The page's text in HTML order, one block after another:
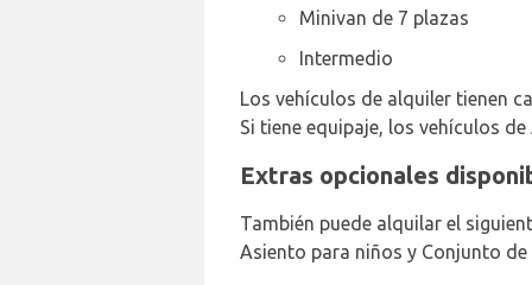
Minivan de 7 plazas
Intermedio
Los vehículos de alquiler tienen
Si tiene equipaje, los vehículos
Extras opcionales
También puede alquilar el
Asiento para niños y Conjunto de